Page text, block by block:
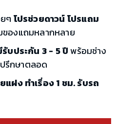
ๆ โปรช่วยดาวน์ โปรแถม
องแถมหลากหลาย
บประกัน 3 - 5 ปี พร้อมช่าง
รึกษาตลอด
แฝง ทำเรื่อง 1 ชม. รับรถ